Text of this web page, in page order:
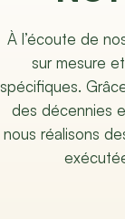
À l’écoute de
sur mesure
spécifiques.
des décennies
nous réalisons